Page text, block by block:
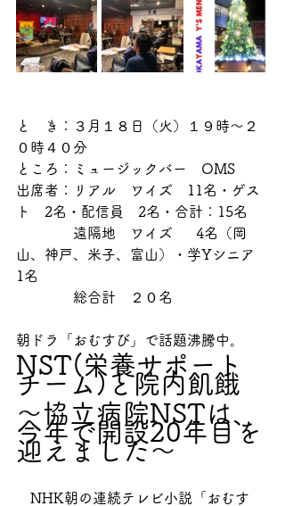
と　き：３月１８日（火）１９時〜２
０時４０分
ところ：ミュージックバー　OMS
出席者：リアル　ワイズ　11名・ゲス
ト　2名・配信員　2名・合計：15名
遠隔地　ワイズ　  4名（岡
山、神戸、米子、富山）・学Yシニア
1名
総合計　２０名
朝ドラ「おむすび」で話題沸騰中。
NST(栄養サポート
チーム)と院内飢餓
〜協立病院NSTは、
今年で開設20年目を
迎えました〜
NHK朝の連続テレビ小説「おむす